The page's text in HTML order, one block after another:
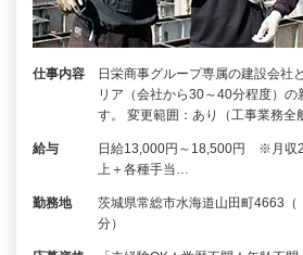
仕事内容
日栄商事グループ専属の建設会社
リア（会社から30～40分程度）の
す。 変更範囲：あり（工事業務
給与
日給13,000円～18,500円 ※月収
上＋各種手当…
勤務地
茨城県常総市水海道山田町4663（
分）